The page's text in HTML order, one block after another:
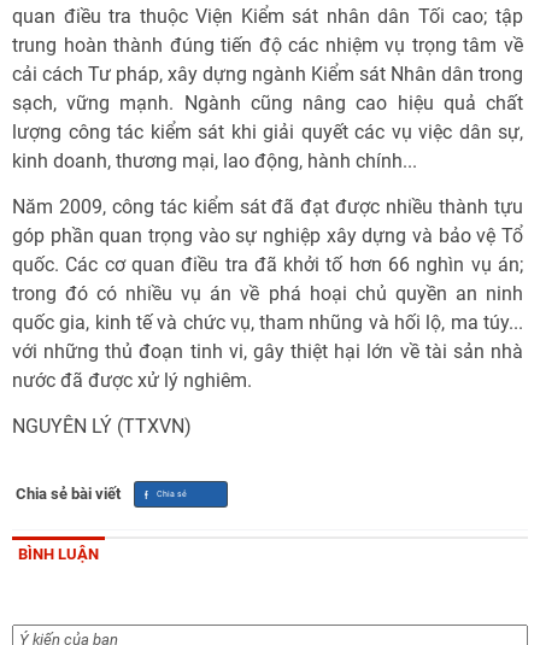
quan điều tra thuộc Viện Kiểm sát nhân dân Tối cao; tập
trung hoàn thành đúng tiến độ các nhiệm vụ trọng tâm về
cải cách Tư pháp, xây dựng ngành Kiểm sát Nhân dân trong
sạch, vững mạnh. Ngành cũng nâng cao hiệu quả chất
lượng công tác kiểm sát khi giải quyết các vụ việc dân sự,
kinh doanh, thương mại, lao động, hành chính...
Năm 2009, công tác kiểm sát đã đạt được nhiều thành tựu
góp phần quan trọng vào sự nghiệp xây dựng và bảo vệ Tổ
quốc. Các cơ quan điều tra đã khởi tố hơn 66 nghìn vụ án;
trong đó có nhiều vụ án về phá hoại chủ quyền an ninh
quốc gia, kinh tế và chức vụ, tham nhũng và hối lộ, ma túy...
với những thủ đoạn tinh vi, gây thiệt hại lớn về tài sản nhà
nước đã được xử lý nghiêm.
NGUYÊN LÝ (TTXVN)
Chia sẻ bài viết
BÌNH LUẬN